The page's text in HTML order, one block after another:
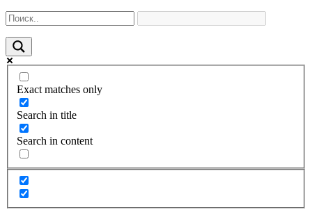
Exact matches only
Search in title
Search in content